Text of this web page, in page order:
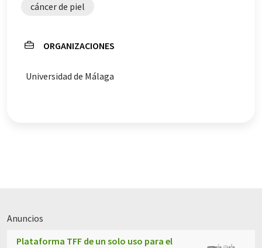
cáncer de piel
ORGANIZACIONES
Universidad de Málaga
Anuncios
Plataforma TFF de un solo uso para el